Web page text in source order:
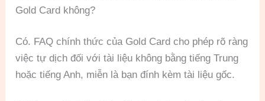
Gold Card không?
Có. FAQ chính thức của Gold Card cho phép rõ ràng
việc tự dịch đối với tài liệu không bằng tiếng Trung
hoặc tiếng Anh, miễn là bạn đính kèm tài liệu gốc.